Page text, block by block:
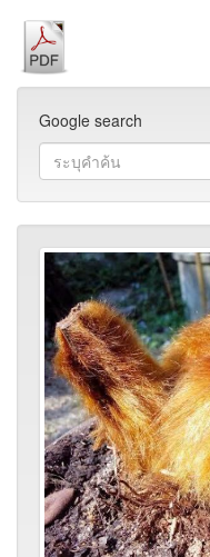
Google search